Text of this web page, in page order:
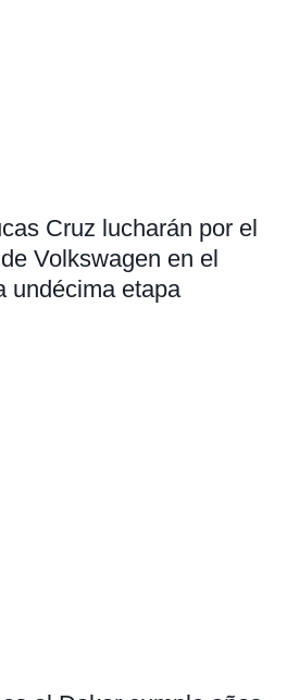
Cruz lucharán por el
Volkswagen en el
undécima etapa